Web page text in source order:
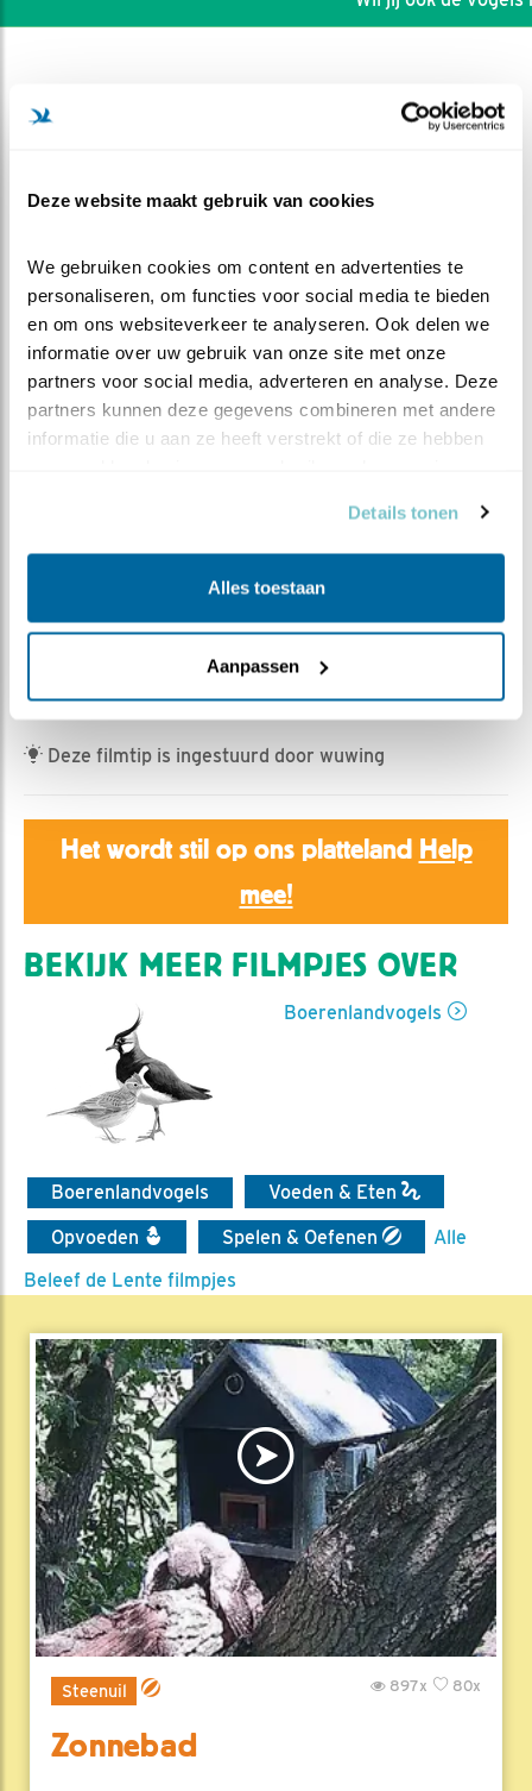
Deze website maakt gebruik van cookies
We gebruiken cookies om content en advertenties te
personaliseren, om functies voor social media te bieden
en om ons websiteverkeer te analyseren. Ook delen we
informatie over uw gebruik van onze site met onze
partners voor social media, adverteren en analyse. Deze
partners kunnen deze gegevens combineren met andere
informatie die u aan ze heeft verstrekt of die ze hebben
Details tonen
Alles toestaan
Aanpassen
DEEL DIT FILMPJE
Vind ik leuk
blik konden werpen op de scholekster kuikens.
Pas vanmorgen vroeg waren de eersten te zien
Deze filmtip is ingestuurd door wuwing
Het wordt stil op ons platteland Help
mee!
BEKIJK MEER FILMPJES OVER
Boerenlandvogels
Boerenlandvogels
Voeden & Eten
Opvoeden
Spelen & Oefenen
Alle
Beleef de Lente filmpjes
Steenuil 80x
897x
Zonnebad